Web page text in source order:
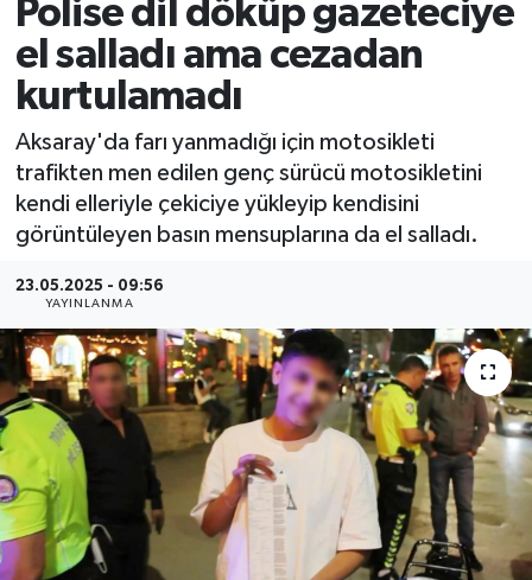
Polise dil döküp gazeteciye
el salladı ama cezadan
kurtulamadı
Aksaray'da farı yanmadığı için motosikleti
trafikten men edilen genç sürücü motosikletini
kendi elleriyle çekiciye yükleyip kendisini
görüntüleyen basın mensuplarına da el salladı.
23.05.2025 - 09:56
YAYINLANMA
YAŞAM
Haber Arşivi